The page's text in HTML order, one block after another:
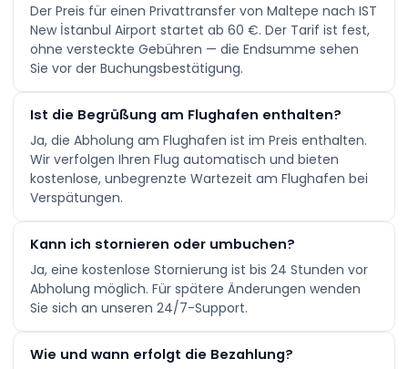
Der Preis für einen Privattransfer von Maltepe nach IST
New İstanbul Airport startet ab 60 €. Der Tarif ist fest,
ohne versteckte Gebühren — die Endsumme sehen
Sie vor der Buchungsbestätigung.
Ist die Begrüßung am Flughafen enthalten?
Ja, die Abholung am Flughafen ist im Preis enthalten.
Wir verfolgen Ihren Flug automatisch und bieten
kostenlose, unbegrenzte Wartezeit am Flughafen bei
Verspätungen.
Kann ich stornieren oder umbuchen?
Ja, eine kostenlose Stornierung ist bis 24 Stunden vor
Abholung möglich. Für spätere Änderungen wenden
Sie sich an unseren 24/7-Support.
Wie und wann erfolgt die Bezahlung?